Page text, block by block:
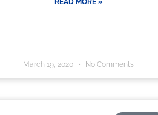
READ MORE »
March 19, 2020 No Comments